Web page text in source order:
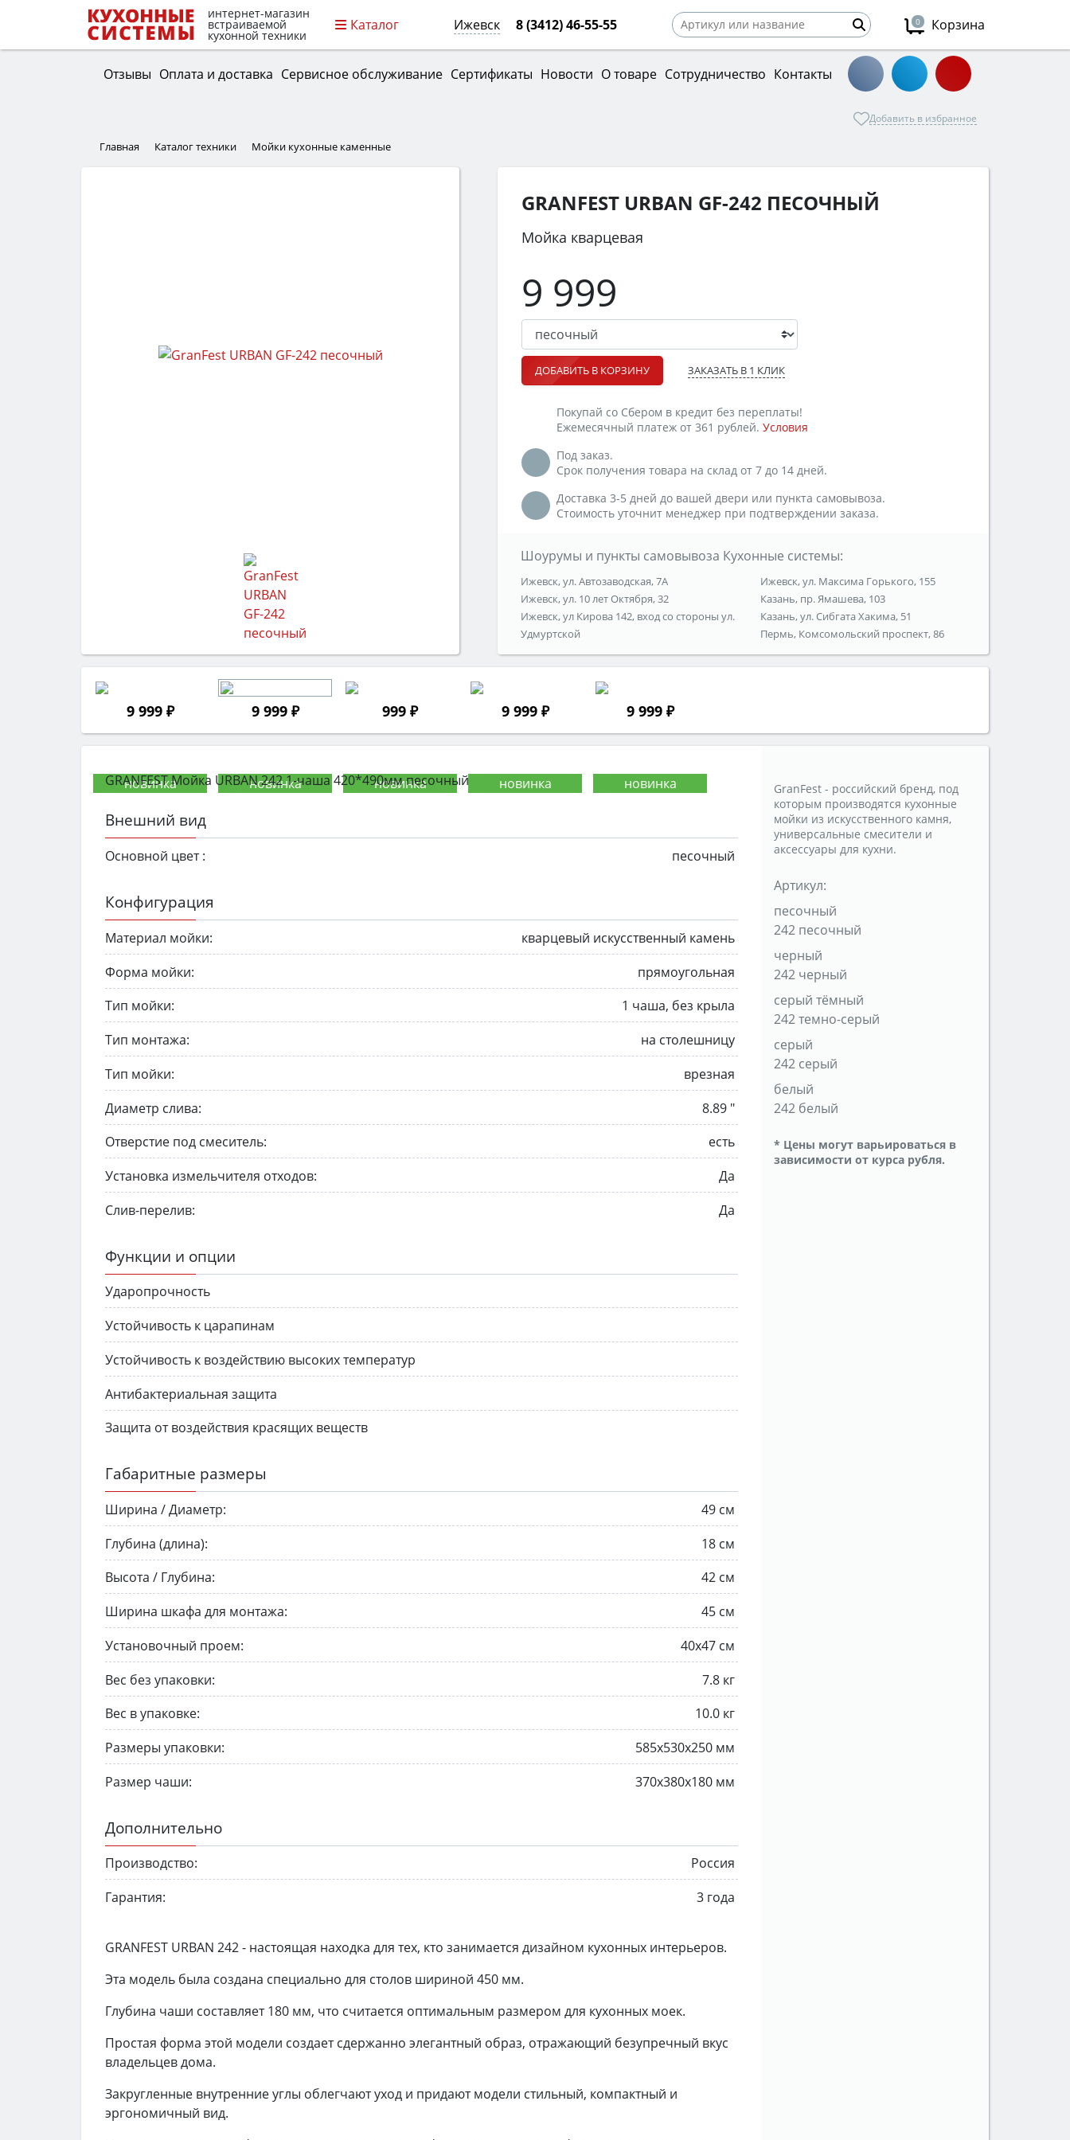
интернет-магазин
встраиваемой
кухонной техники
Каталог Ижевск 8 (3412) 46-55-55 0 Корзина
Отзывы Оплата и доставка Сервисное обслуживание Сертификаты Новости О товаре Сотрудничество Контакты
Добавить в избранное
Главная Каталог техники Мойки кухонные каменные
9 999 ₽ 9 999 ₽ 999 ₽ 9 999 ₽ 9 999 ₽
GRANFEST URBAN GF-242 ПЕСОЧНЫЙ
Мойка кварцевая
9 999
ДОБАВИТЬ В КОРЗИНУ ЗАКАЗАТЬ В 1 КЛИК
Покупай со Сбером в кредит без переплаты!
Ежемесячный платеж от 361 рублей. Условия
Под заказ.
Срок получения товара на склад от 7 до 14 дней.
Доставка 3-5 дней до вашей двери или пункта самовывоза.
Стоимость уточнит менеджер при подтверждении заказа.
Шоурумы и пункты самовывоза Кухонные системы:
Ижевск, ул. Автозаводская, 7А
Ижевск, ул. 10 лет Октября, 32
Ижевск, ул Кирова 142, вход со стороны ул.
Удмуртской
Ижевск, ул. Максима Горького, 155
Казань, пр. Ямашева, 103
Казань, ул. Сибгата Хакима, 51
Пермь, Комсомольский проспект, 86
GRANFEST Мойка URBAN 242 1-чаша 420*490мм песочный
Внешний вид
Основной цвет : песочный
Конфигурация
Материал мойки:
кварцевый искусственный камень
Форма мойки:
прямоугольная
Тип мойки:
1 чаша, без крыла
Тип монтажа:
на столешницу
Тип мойки:
врезная
Диаметр слива:
8.89 "
Отверстие под смеситель:
есть
Установка измельчителя отходов:
Да
Слив-перелив:
Да
Функции и опции
Ударопрочность
Устойчивость к царапинам
Устойчивость к воздействию высоких температур
Антибактериальная защита
Защита от воздействия красящих веществ
Габаритные размеры
Ширина / Диаметр:
49 см
Глубина (длина):
18 см
Высота / Глубина:
42 см
Ширина шкафа для монтажа:
45 см
Установочный проем:
40x47 см
Вес без упаковки:
7.8 кг
Вес в упаковке:
10.0 кг
Размеры упаковки:
585х530х250 мм
Размер чаши:
370х380х180 мм
Дополнительно
Производство:
Россия
Гарантия:
3 года
GRANFEST URBAN 242 - настоящая находка для тех, кто занимается дизайном кухонных интерьеров.
Эта модель была создана специально для столов шириной 450 мм.
Глубина чаши составляет 180 мм, что считается оптимальным размером для кухонных моек.
Простая форма этой модели создает сдержанно элегантный образ, отражающий безупречный вкус
владельцев дома.
Закругленные внутренние углы облегчают уход и придают модели стильный, компактный и
эргономичный вид.
GranFest - российский бренд, под
которым производятся кухонные
мойки из искусственного камня,
универсальные смесители и
аксессуары для кухни.
Артикул:
песочный
242 песочный
черный
242 черный
серый тёмный
242 темно-серый
серый
242 серый
белый
242 белый
* Цены могут варьироваться в
зависимости от курса рубля.